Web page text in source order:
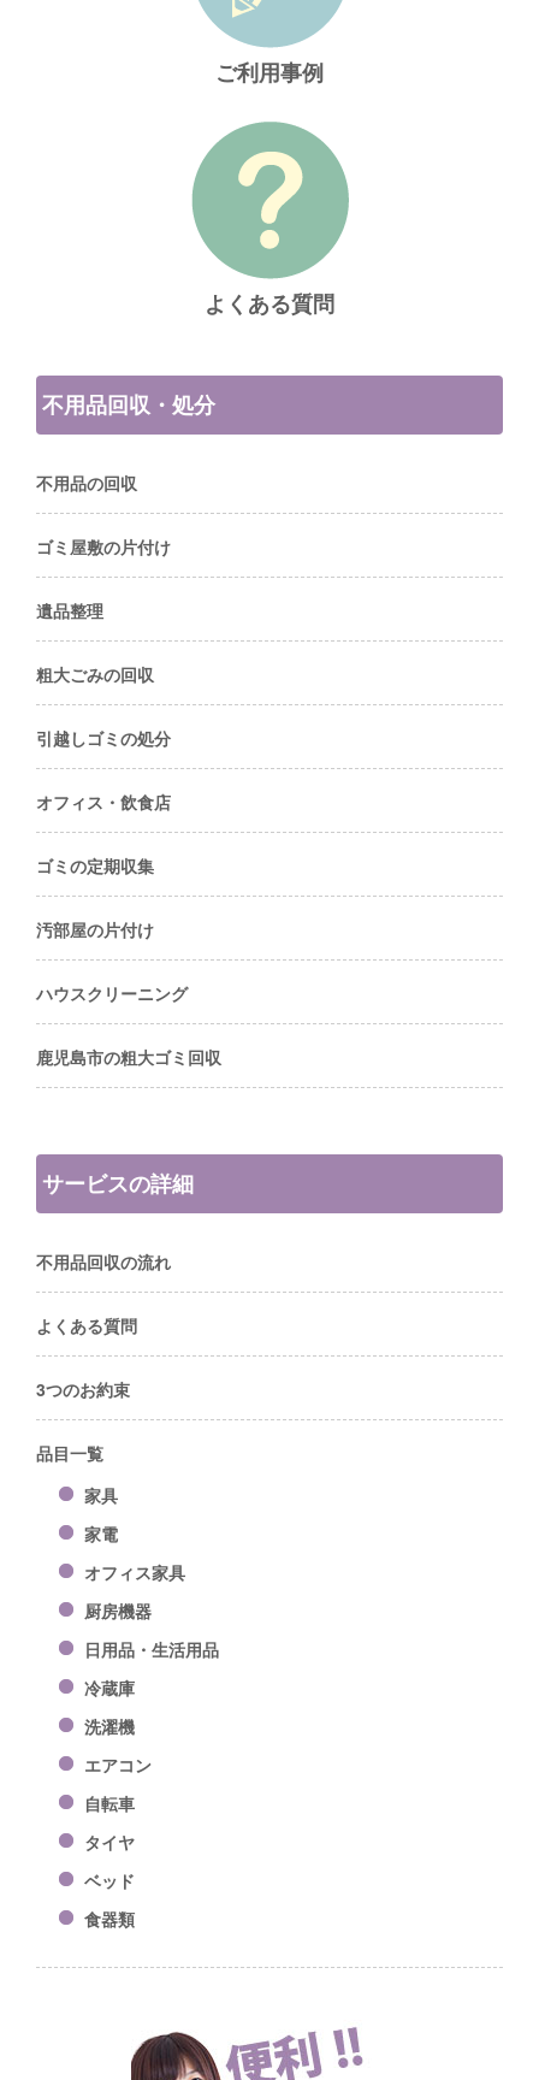
ご利用事例
よくある質問
不用品回収・処分
不用品の回収
ゴミ屋敷の片付け
遺品整理
粗大ごみの回収
引越しゴミの処分
オフィス・飲食店
ゴミの定期収集
汚部屋の片付け
ハウスクリーニング
鹿児島市の粗大ゴミ回収
サービスの詳細
不用品回収の流れ
よくある質問
3つのお約束
品目一覧
家具
家電
オフィス家具
厨房機器
日用品・生活用品
冷蔵庫
洗濯機
エアコン
自転車
タイヤ
ベッド
食器類